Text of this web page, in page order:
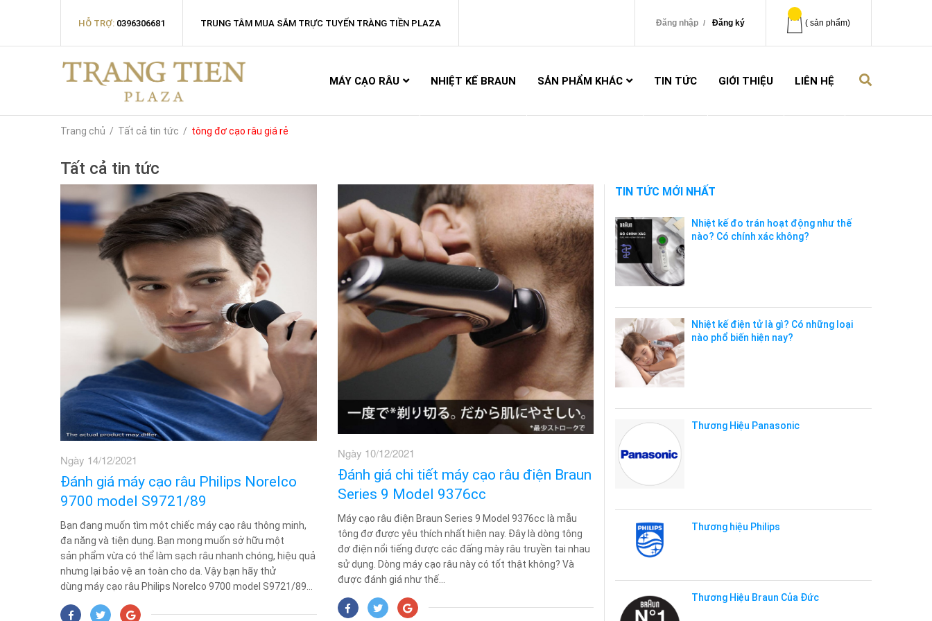
HỖ TRỢ: 0396306681 TRUNG TÂM MUA SẮM TRỰC TUYẾN TRÀNG TIỀN PLAZA ( sản phẩm)
Đăng nhập Đăng ký
MÁY CẠO RÂU NHIỆT KẾ BRAUN SẢN PHẨM KHÁC TIN TỨC GIỚI THIỆU LIÊN HỆ
Trang chủ / Tất cả tin tức / tông đơ cạo râu giá rẻ
Tất cả tin tức
Ngày 14/12/2021
Đánh giá máy cạo râu Philips Norelco
9700 model S9721/89
Bạn đang muốn tìm một chiếc máy cạo râu thông minh,
đa năng và tiện dụng. Bạn mong muốn sở hữu một
sản phẩm vừa có thể làm sạch râu nhanh chóng, hiệu quả
nhưng lại bảo vệ an toàn cho da. Vậy bạn hãy thử
dùng máy cạo râu Philips Norelco 9700 model S9721/89...
Ngày 10/12/2021
Đánh giá chi tiết máy cạo râu điện Braun
Series 9 Model 9376cc
Máy cạo râu điện Braun Series 9 Model 9376cc là mẫu
tông đơ được yêu thích nhất hiện nay. Đây là dòng tông
đơ điện nổi tiếng được các đấng mày râu truyền tai nhau
sử dụng. Dòng máy cạo râu này có tốt thật không? Và
được đánh giá như thế...
TIN TỨC MỚI NHẤT
Nhiệt kế đo trán hoạt động như thế
nào? Có chính xác không?
Nhiệt kế điện tử là gì? Có những loại
nào phổ biến hiện nay?
Thương Hiệu Panasonic
Thương hiệu Philips
Thương Hiệu Braun Của Đức